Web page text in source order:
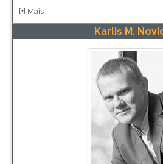
mestre em Direito Privado Europeu
envolvendo a tramitação e
brasileira. Giovanni também é
Preparatório de Compliance da
Compliance, bem como professor
Instituto de Administração, FGV/RJ e do
[+] Mais
Karlis M.